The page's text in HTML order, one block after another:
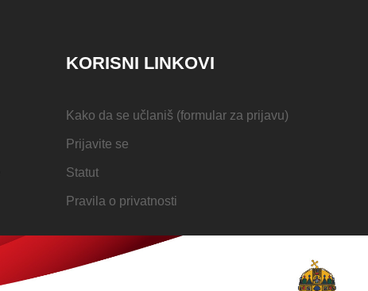
KORISNI LINKOVI
Kako da se učlaniš (formular za prijavu)
Prijavite se
Statut
Pravila o privatnosti